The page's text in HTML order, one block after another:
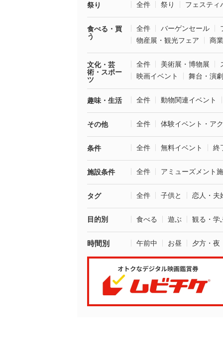
祭り 全件 祭り フェスティ
食べる・買
う
全件 バーゲンセール
物産展・観光フェア
商
文化・芸
術・スポー
ツ
全件 美術展・博物展
映画イベント
舞台・演劇
趣味・生活 全件 動物関連イベント
その他 全件 体験イベント・ア
条件 全件 無料イベント 終
施設条件 全件 アミューズメント
タグ 全件 子供と 恋人・夫
目的別 食べる 遊ぶ 観る・学
時間別 午前中 お昼 夕方・夜